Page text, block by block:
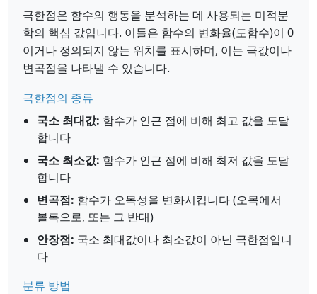
극한점은 함수의 행동을 분석하는 데 사용되는 미적분
학의 핵심 값입니다. 이들은 함수의 변화율(도함수)이 0
이거나 정의되지 않는 위치를 표시하며, 이는 극값이나
변곡점을 나타낼 수 있습니다.
극한점의 종류
국소 최대값: 함수가 인근 점에 비해 최고 값을 도달
합니다
국소 최소값: 함수가 인근 점에 비해 최저 값을 도달
합니다
변곡점: 함수가 오목성을 변화시킵니다 (오목에서
볼록으로, 또는 그 반대)
안장점: 국소 최대값이나 최소값이 아닌 극한점입니
다
분류 방법